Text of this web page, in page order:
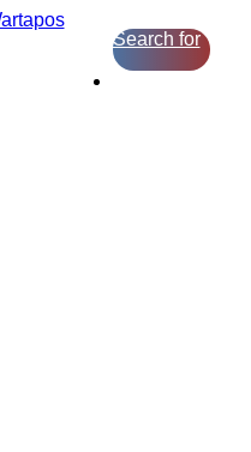
Search for